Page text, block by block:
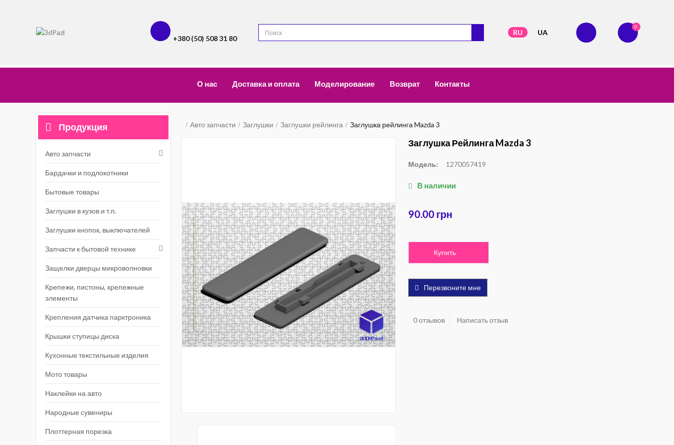
+380 (50) 508 31 80
RU UA
0
О нас Доставка и оплата Моделирование Возврат Контакты
Продукция
Авто запчасти
Бардачки и подлокотники
Бытовые товары
Заглушки в кузов и т.п.
Заглушки кнопок, выключателей
Запчасти к бытовой технике
Защелки дверцы микроволновки
Крепежи, пистоны, крепежные
элементы
Крепления датчика парктроника
Крышки ступицы диска
Кухонные текстильные изделия
Мото товары
Наклейки на авто
Народные сувениры
Плоттерная порезка
Авто запчасти Заглушки Заглушки рейлинга Заглушка рейлинга Mazda 3
Заглушка Рейлинга Mazda 3
Модель: 1270057419
В наличии
90.00 грн
Купить
Перезвоните мне
0 отзывов Написать отзыв